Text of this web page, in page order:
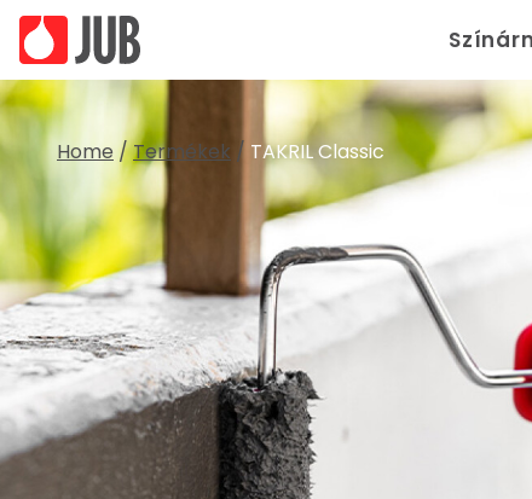
Home/Termékek / TAKRIL Classic